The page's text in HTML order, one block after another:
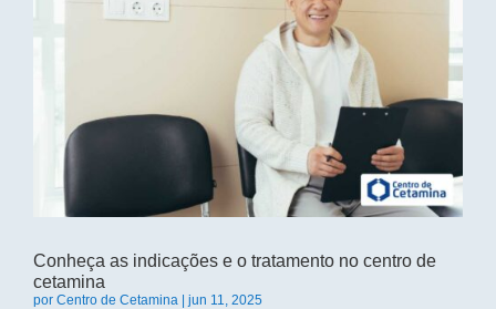
Conheça as indicações e o tratamento no centro de
cetamina
por Centro de Cetamina jun 11, 2025